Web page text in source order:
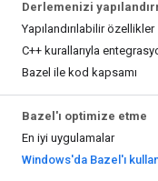
Derlemenizi
Yapılandırılabilir özellikler
C++ kurallarıyla
Bazel ile kod kapsamı
Bazel'ı optimize etme
En iyi uygulamalar
Windows'da Bazel'ı